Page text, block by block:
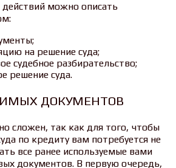
можно описать
на решение суда;
судебное разбирательство;
решение суда.
ДОКУМЕНТОВ
сложен, так как для того, чтобы
по кредиту вам потребуется не
все ранее используемые вами
документов. В первую очередь,